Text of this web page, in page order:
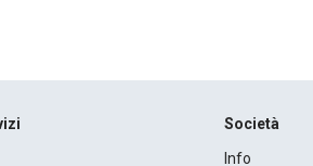
Società
Info